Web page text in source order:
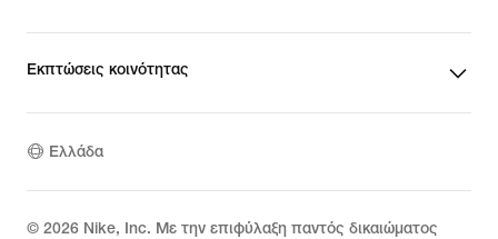
Εκπτώσεις κοινότητας
Ελλάδα
© 2026 Nike, Inc. Με την επιφύλαξη παντός δικαιώματος